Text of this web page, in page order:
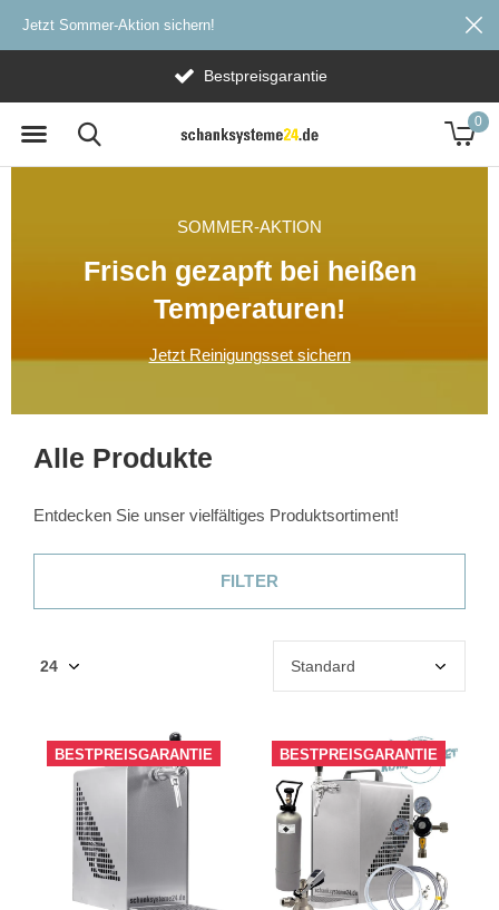
0
Versandkostenfrei ab 20€
Jetzt Sommer-Aktion sichern!
SOMMER-AKTION
Frisch gezapft bei heißen
Temperaturen!
Jetzt Reinigungsset sichern
Alle Produkte
Entdecken Sie unser vielfältiges Produktsortiment!
FILTER
BESTPREISGARANTIE BESTPREISGARANTIE